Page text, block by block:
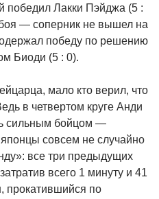
победил Лакки Пэйджа (5 :
— соперник не вышел на
победу по решению
Биоди (5 : 0).
мало кто верил, что
в четвертом круге Анди
сильным бойцом —
совсем не случайно
все три предыдущих
всего 1 минуту и 41
прокатившийся по